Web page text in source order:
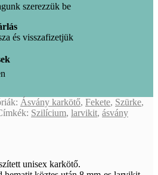
szerezzük be
és visszafizetjük
Ásvány karkötő, Fekete, Szürke,
Szilícium, larvikit, ásvány
unisex karkötő.